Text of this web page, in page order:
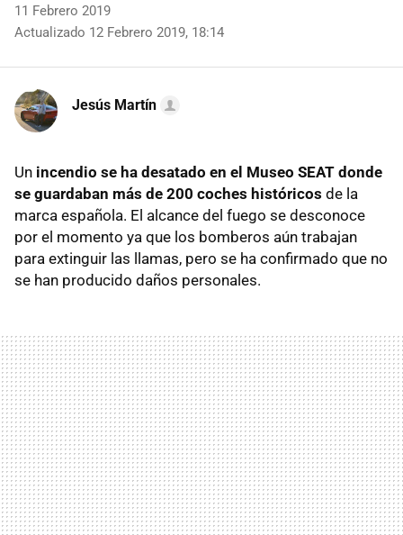
11 Febrero 2019
Actualizado 12 Febrero 2019, 18:14
Jesús Martín
Un incendio se ha desatado en el Museo SEAT donde
se guardaban más de 200 coches históricos de la
marca española. El alcance del fuego se desconoce
por el momento ya que los bomberos aún trabajan
para extinguir las llamas, pero se ha confirmado que no
se han producido daños personales.